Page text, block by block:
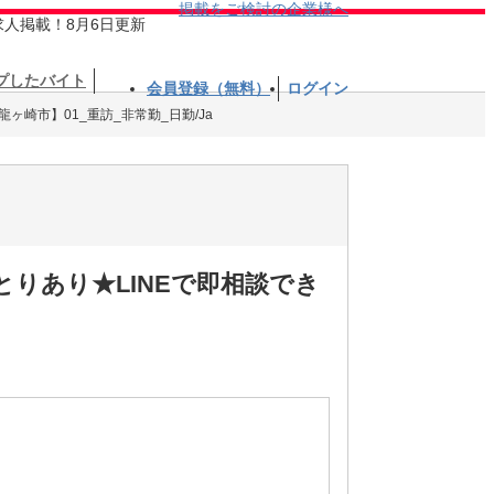
人掲載！8月6日更新
掲載をご検討の企業様へ
したバイト 会員登録（無料） ログイン
ヶ崎市】01_重訪_非常勤_日勤/Ja
りあり★LINEで即相談でき